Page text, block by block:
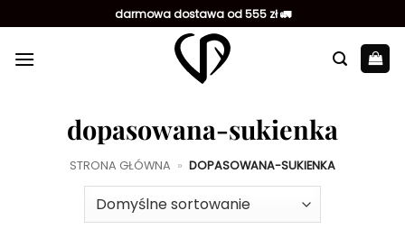
do
zawartości
darmowa dostawa od 555 zł 🚛
dopasowana-sukienka
STRONA GŁÓWNA » DOPASOWANA-SUKIENKA